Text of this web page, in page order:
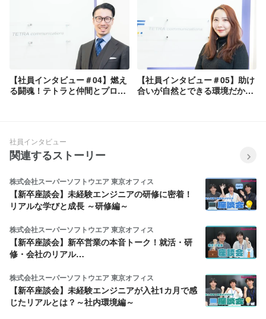
【社員インタビュー＃04】燃え
る闘魂！テトラと仲間とプロレ
【社員インタビュー＃05】助け
合いが自然とできる環境だから
社員インタビュー
関連するストーリー
株式会社スーパーソフトウエア 東京オフィス
【新卒座談会】未経験エンジニアの研修に密着！
リアルな学びと成長 ～研修編～
株式会社スーパーソフトウエア 東京オフィス
【新卒座談会】新卒営業の本音トーク！就活・研
修・会社のリアル…
株式会社スーパーソフトウエア 東京オフィス
【新卒座談会】未経験エンジニアが入社1カ月で感
じたリアルとは？～社内環境編～